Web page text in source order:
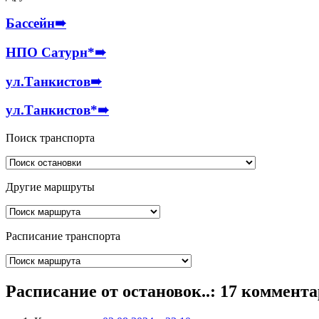
Бассейн➠
НПО Сатурн*➠
ул.Танкистов➠
ул.Танкистов*➠
Поиск транспорта
Другие маршруты
Расписание транспорта
Расписание от остановок..: 17